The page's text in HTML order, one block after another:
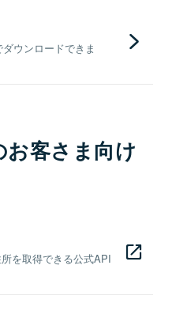
ウンロードできま
お客さま向け
を取得できる公式API